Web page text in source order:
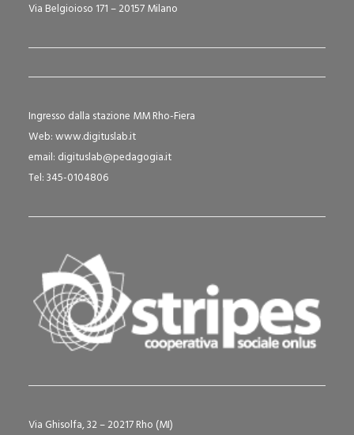
Via Belgioioso 171 – 20157 Milano
Ingresso dalla stazione MM Rho-Fiera
Web:www.digituslab.it
email: digituslab@pedagogia.it
Tel: 345-0104806
Via Ghisolfa, 32 – 20217 Rho (MI)